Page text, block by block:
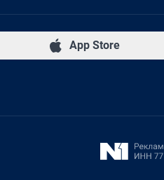
App Store